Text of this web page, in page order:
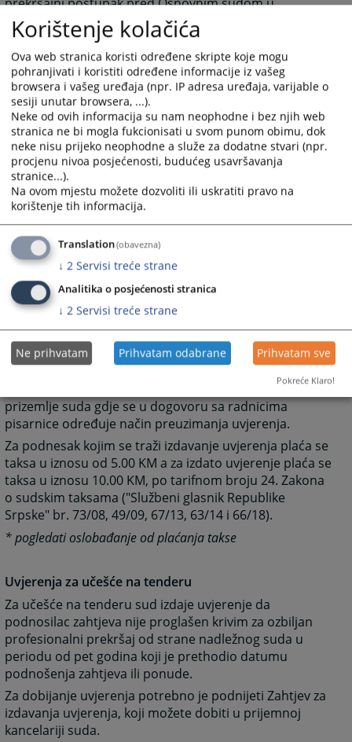
Prijedoru.
Obrazac Zahtjeva za izdavanje uvjerenja se preuzima u
pisarnici prekršajnog odjeljenja, soba 4, prizemlje suda
gdje se u dogovoru sa radnicima pisarnice određuje
način preuzimanja uvjerenja.
Uredno predani zahtijevi obradiće se istoga dana.
Za podnesak kojim se traži izdavanje uvjerenja plaća se
taksa u iznosu od 5.00 KM a za izdato uvjerenje plaća se
taksa u iznosu 10.00 KM, po tarifnom broju 24. Zakona
o sudskim taksama ("Službeni glasnik Republike
Srpske" br. 73/08, 49/09, 67/13, 63/14 i 66/18).
* pogledati oslobađanje od plaćanja takse
Uvjerenje da nije izrečena zaštitna mjera zabrane
obavljanja djelatnosti
Ovim uvjerenjem dokazujete da protiv Vas nije izrečena
zaštitna mjera zabrane obavljanja određene djelatnosti
od strane Osnovnog suda u Prijedoru.
preuzeti u pisarnici prekršajnog odjeljenja, soba 4,
prizemlje suda gdje se u dogovoru sa radnicima
pisarnice određuje način preuzimanja uvjerenja.
Za podnesak kojim se traži izdavanje uvjerenja plaća se
taksa u iznosu od 5.00 KM a za izdato uvjerenje plaća se
taksa u iznosu 10.00 KM, po tarifnom broju 24. Zakona
o sudskim taksama ("Službeni glasnik Republike
Srpske" br. 73/08, 49/09, 67/13, 63/14 i 66/18).
* pogledati oslobađanje od plaćanja takse
Uvjerenja za učešće na tenderu
Za učešće na tenderu sud izdaje uvjerenje da
podnosilac zahtjeva nije proglašen krivim za ozbiljan
profesionalni prekršaj od strane nadležnog suda u
periodu od pet godina koji je prethodio datumu
podnošenja zahtjeva ili ponude.
Za dobijanje uvjerenja potrebno je podnijeti Zahtjev za
izdavanja uvjerenja, koji možete dobiti u prijemnoj
kancelariji suda.
Korištenje kolačića
Ova web stranica koristi određene skripte koje mogu
pohranjivati i koristiti određene informacije iz vašeg
browsera i vašeg uređaja (npr. IP adresa uređaja, varijable o
sesiji unutar browsera, ...).
Neke od ovih informacija su nam neophodne i bez njih web
stranica ne bi mogla fukcionisati u svom punom obimu, dok
neke nisu prijeko neophodne a služe za dodatne stvari (npr.
procjenu nivoa posjećenosti, budućeg usavršavanja
stranice...).
Na ovom mjestu možete dozvoliti ili uskratiti pravo na
korištenje tih informacija.
Translation(obavezna)
↓ 2 Servisi treće strane
Analitika o posjećenosti stranica
↓ 2 Servisi treće strane
Ne prihvatam Prihvatam odabrane Prihvatam sve
Pokreće Klaro!